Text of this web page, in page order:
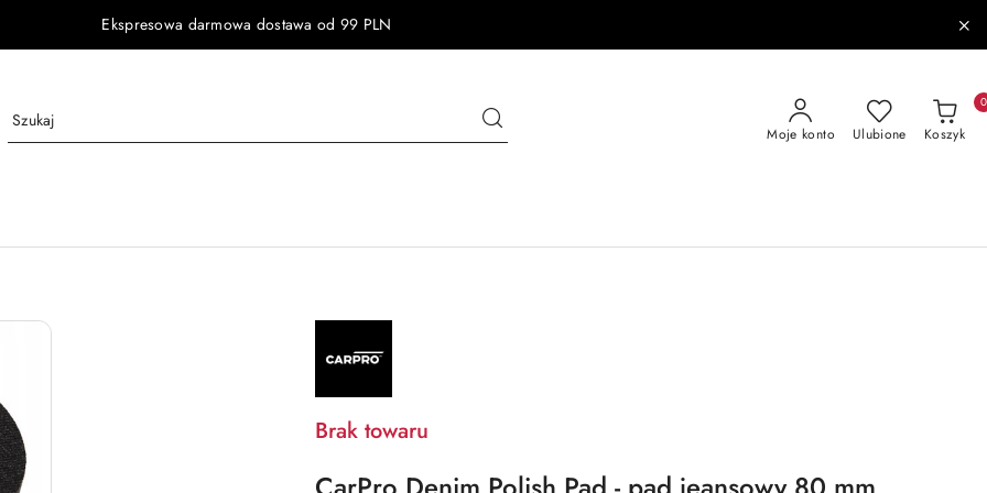
Ekspresowa darmowa dostawa od 99 PLN
Moje konto Ulubione Koszyk
0
NAZWA
CARPRO
Brak towaru